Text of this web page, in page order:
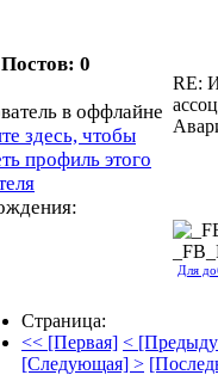
Постов: 0
RE:
Для
Страница:
<< [Первая] <
[Следующая] >